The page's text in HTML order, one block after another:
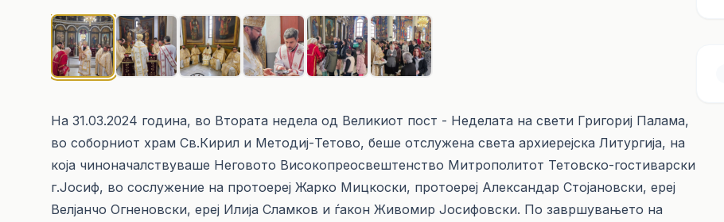
На 31.03.2024 година, во Втората недела од Великиот пост - Неделата на свети Григориј Палама,
во соборниот храм Св.Кирил и Методиј-Тетово, беше отслужена света архиерејска Литургија, на
која чиноначалствуваше Неговото Високопреосвештенство Митрополитот Тетовско-гостиварски
г.Јосиф, во сослужение на протоереј Жарко Мицкоски, протоереј Александар Стојановски, ереј
Велјанчо Огненовски, ереј Илија Сламков и ѓакон Живомир Јосифовски. По завршувањето на